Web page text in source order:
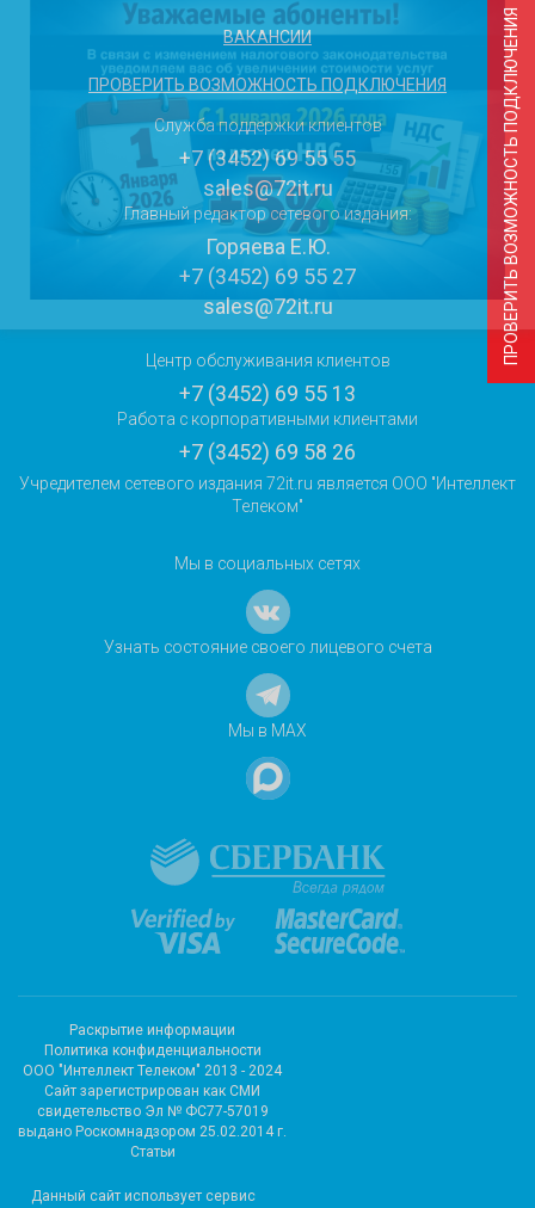
ПРОВЕРИТЬ ВОЗМОЖНОСТЬ ПОДКЛЮЧЕНИЯ
ВАКАНСИИ
ПРОВЕРИТЬ ВОЗМОЖНОСТЬ ПОДКЛЮЧЕНИЯ
Служба поддержки клиентов
+7 (3452) 69 55 55
sales@72it.ru
Главный редактор сетевого издания:
Горяева Е.Ю.
+7 (3452) 69 55 27
sales@72it.ru
Центр обслуживания клиентов
+7 (3452) 69 55 13
Работа с корпоративными клиентами
+7 (3452) 69 58 26
Учредителем сетевого издания 72it.ru является ООО "Интеллект
Телеком"
Мы в социальных сетях
Узнать состояние своего лицевого счета
Мы в MAX
Раскрытие информации
Политика конфиденциальности
ООО "Интеллект Телеком" 2013 - 2024
Cайт зарегистрирован как СМИ
свидетельство Эл № ФС77-57019
выдано Роскомнадзором 25.02.2014 г.
Статьи
Данный сайт использует сервис